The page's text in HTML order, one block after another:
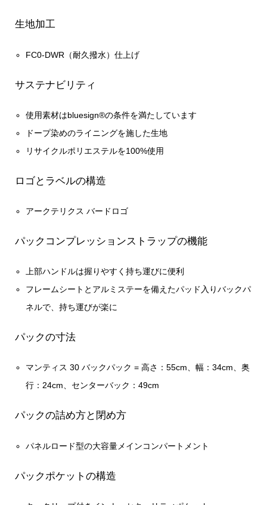
生地加工
FC0-DWR（耐久撥水）仕上げ
サステナビリティ
使用素材はbluesign®の条件を満たしています
ドープ染めのライニングを施した生地
リサイクルポリエステルを100%使用
ロゴとラベルの構造
アークテリクス バードロゴ
パックコンプレッションストラップの機能
上部ハンドルは握りやすく持ち運びに便利
フレームシートとアルミステーを備えたパッド入りバックパ
ネルで、持ち運びが楽に
パックの寸法
マンティス 30 バックパック = 高さ：55cm、幅：34cm、奥
行：24cm、センターバック：49cm
パックの詰め方と閉め方
パネルロード型の大容量メインコンパートメント
パックポケットの構造